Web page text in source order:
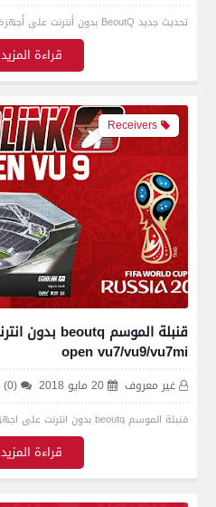
تحديث جديد BeoutQ بدون أنترنت على أجهزة Tiger T3000بتاريخ 24-5-2018 ‏
قراءة المزيد
Receivers
open vu7/vu9/vu7mi
غير معروف 20 مايو 2018 (0)
قنبلة الموسم beoutq بدون انترنت على اجهزة echolink open vu7/vu9 /vu7mi
قراءة المزيد